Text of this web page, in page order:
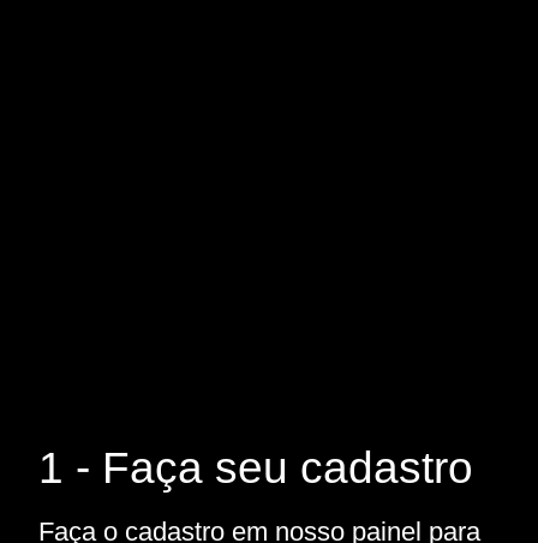
1 - Faça seu cadastro
Faça o cadastro em nosso painel para